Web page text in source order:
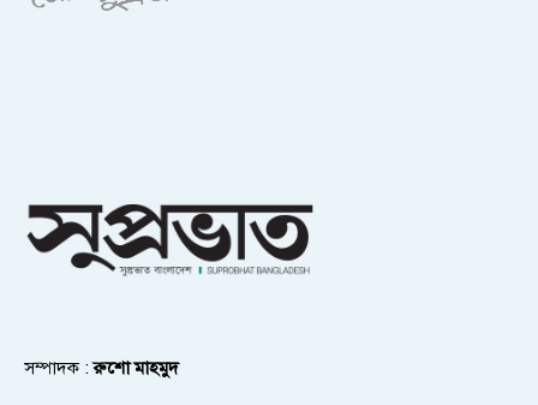
সম্পাদক :রুশো মাহমুদ